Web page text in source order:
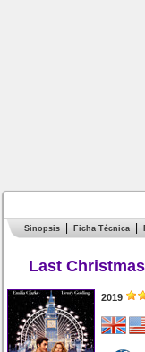
Sinopsis Ficha Técnica
Last
2019